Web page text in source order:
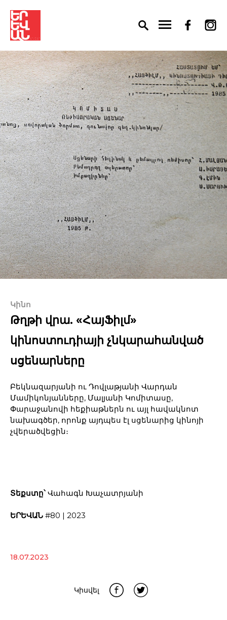
Կինո
Թղթի վրա. «ՀայՖիլմ»
կինոստուդիայի չնկարահանված
սցենարները
Բեկնազարյանի ու Դովլաթյանի Վարդան
Մամիկոնյանները, Մալյանի Կոմիտասը,
Փարաջանովի հեքիաթներն ու այլ հավակնոտ
նախագծեր, որոնք այդպես էլ սցենարից կինոյի
չվերածվեցին։
Տեքստը՝Վահագն Խաչատրյանի
ԵՐԵՎԱՆ #80 | 2023
18.07.2023
Կիսվել